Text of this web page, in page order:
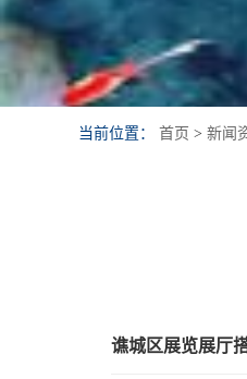
当前位置： 首页 > 新闻
谯城区展览展厅